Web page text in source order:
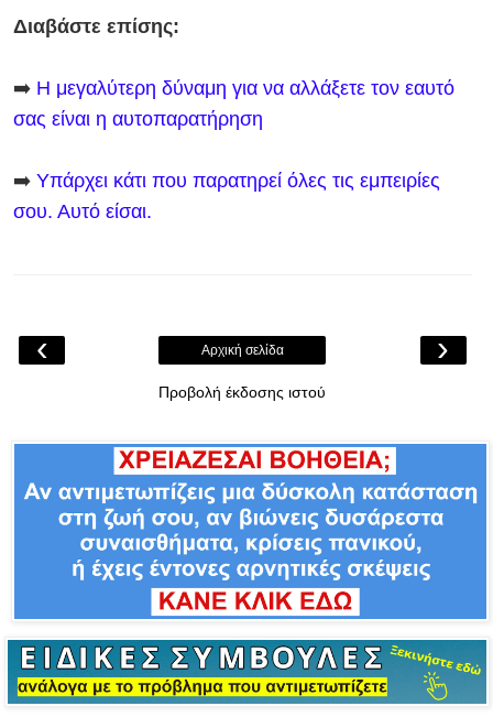
Διαβάστε επίσης:
➡️ Η μεγαλύτερη δύναμη για να αλλάξετε τον εαυτό
σας είναι η αυτοπαρατήρηση
➡️ Υπάρχει κάτι που παρατηρεί όλες τις εμπειρίες
σου. Αυτό είσαι.
‹ ›
Αρχική σελίδα
Προβολή έκδοσης ιστού